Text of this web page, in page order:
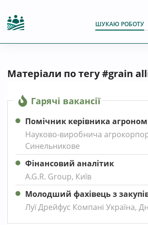
ШУКАЮ РОБОТУ
Матеріали по тегу #grain
Гарячі вакансії
Помічник керівника
Науково-виробнича
Синельникове
Фінансовий аналітик
A.G.R. Group, Київ
Молодший фахівець з
Луї Дрейфус Компані Україна,